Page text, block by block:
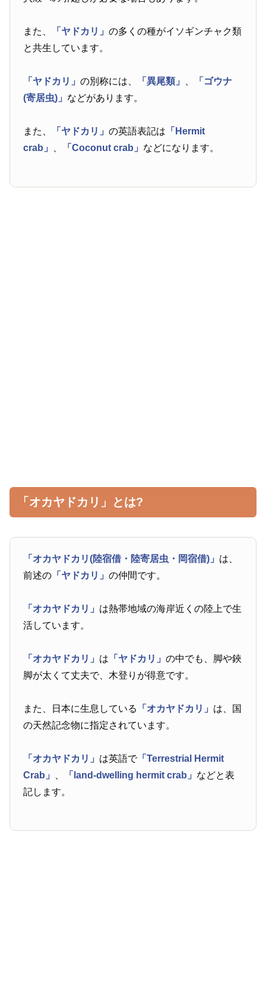
また、 「ヤドカリ」の多くの種がイソギンチャク類
と共生しています。
「ヤドカリ」の別称には、 「異尾類」
「ゴウナ
(寄居虫)」 などがあります。
また、 「ヤドカリ」の英語表記は 「Hermit
crab」
「Coconut crab」 などになります。
「オカヤドカリ」とは?
「オカヤドカリ(陸宿借・陸寄居虫・岡宿借)」 は、
前述の 「ヤドカリ」の仲間です。
「オカヤドカリ」 は熱帯地域の海岸近くの陸上で生
活しています。
「オカヤドカリ」 は 「ヤドカリ」の中でも、脚や鋏
脚が太くて丈夫で、木登りが得意です。
また、日本に生息している 「オカヤドカリ」 は、国
の天然記念物に指定されています。
「オカヤドカリ」 は英語で「Terrestrial Hermit
Crab」
「land-dwelling hermit crab」 などと表
記します。